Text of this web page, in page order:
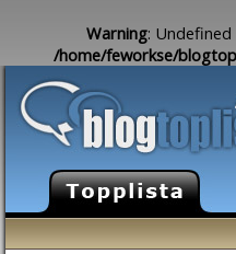
Warning: Undefined
/home/feworkse/